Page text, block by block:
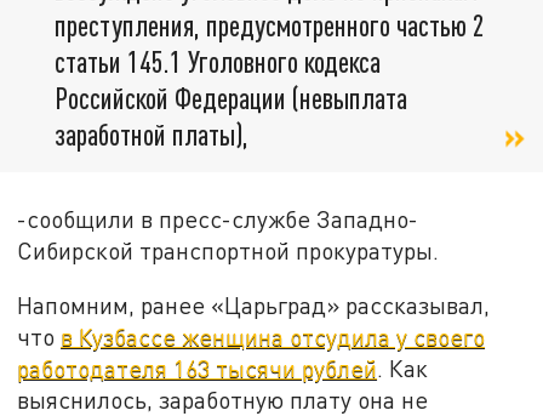
преступления, предусмотренного частью 2
статьи 145.1 Уголовного кодекса
Российской Федерации (невыплата
заработной платы),
-сообщили в пресс-службе Западно-
Сибирской транспортной прокуратуры.
Напомним, ранее «Царьград» рассказывал,
что в Кузбассе женщина отсудила у своего
работодателя 163 тысячи рублей. Как
выяснилось, заработную плату она не